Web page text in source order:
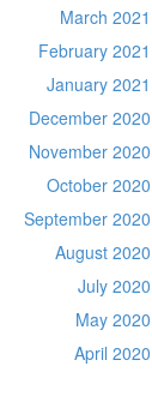
March 2021
February 2021
January 2021
December 2020
November 2020
October 2020
September 2020
August 2020
July 2020
May 2020
April 2020